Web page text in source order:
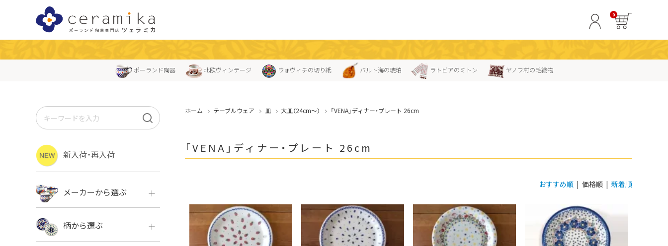
0
ポーランド陶器 北欧ヴィンテージ ウォヴィチの切り紙 バルト海の琥珀 ラトビアのミトン ヤノフ村の毛織物
ホーム テーブルウェア 皿 大皿（24cm〜） 「VENA」ディナー・プレート 26cm
「VENA」ディナー・プレート 26cm
おすすめ順 | 価格順 | 新着順
新入荷・再入荷
メーカーから選ぶ
ボレス
VENA
柄から選ぶ